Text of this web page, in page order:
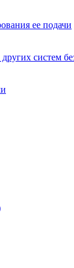
ее подачи
систем